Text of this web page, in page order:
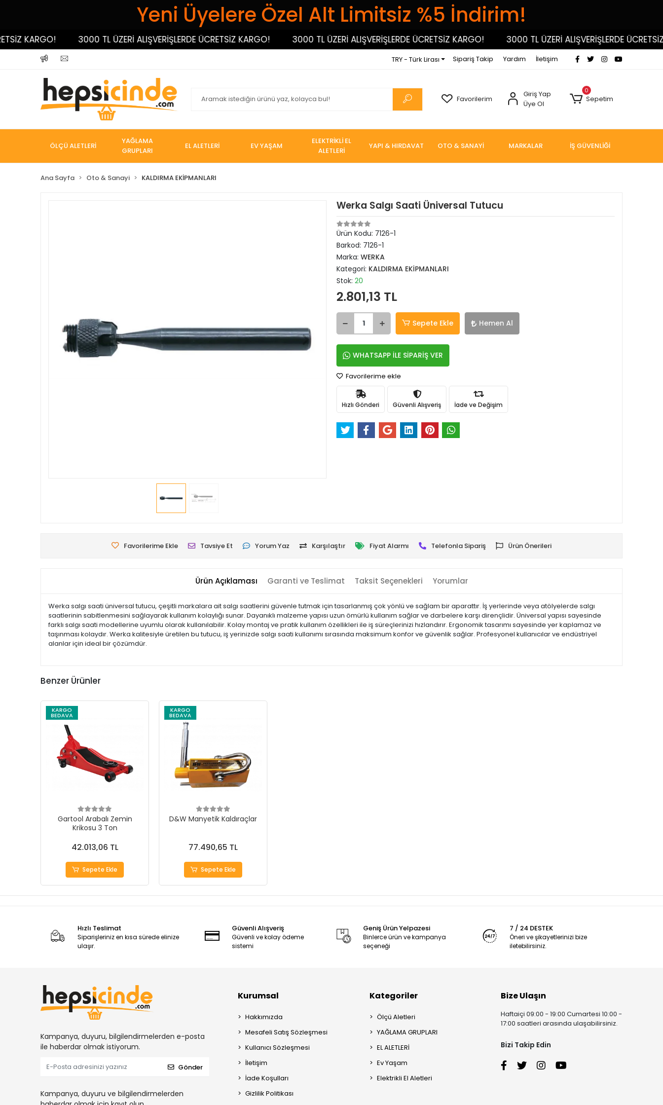
Yeni Üyelere Özel Alt Limitsiz %5 İndirim!
KARGO! 3000 TL ÜZERİ ALIŞVERİŞLERDE ÜCRETSİZ KARGO! 3000 TL ÜZERİ ALIŞVERİŞLERDE ÜCRETSİZ KARGO! 3000 TL ÜZERİ ALIŞVERİŞLERDE ÜCRETSİZ
TRY - Türk Lirası Sipariş Takip Yardım İletişim
Favorilerim
Giriş Yap
Üye Ol
0
Sepetim
ÖLÇÜ ALETLERİ
YAĞLAMA
GRUPLARI
EL ALETLERİ EV YAŞAM
ELEKTRİKLİ EL
ALETLERİ
YAPI & HIRDAVAT OTO & SANAYİ MARKALAR İŞ GÜVENLİĞİ
Ana Sayfa Oto & Sanayi KALDIRMA EKİPMANLARI
Werka Salgı Saati Üniversal Tutucu
Ürün Kodu: 7126-1
Barkod: 7126-1
Marka: WERKA
Kategori: KALDIRMA EKİPMANLARI
Stok: 20
2.801,13 TL
Sepete Ekle Hemen Al
WHATSAPP İLE SİPARİŞ VER
Favorilerime ekle
Hızlı Gönderi Güvenli Alışveriş İade ve Değişim
Favorilerime Ekle Tavsiye Et Yorum Yaz Karşılaştır Fiyat Alarmı Telefonla Sipariş Ürün Önerileri
Ürün Açıklaması Garanti ve Teslimat Taksit Seçenekleri Yorumlar
Werka salgı saati üniversal tutucu, çeşitli markalara ait salgı saatlerini güvenle tutmak için tasarlanmış çok yönlü ve sağlam bir aparattır. İş yerlerinde veya atölyelerde salgı
saatlerinin sabitlenmesini sağlayarak kullanım kolaylığı sunar. Dayanıklı malzeme yapısı uzun ömürlü kullanım sağlar ve darbelere karşı dirençlidir. Üniversal yapısı sayesinde
farklı salgı saati modellerine uyumlu olarak kullanılabilir. Kolay montaj ve pratik kullanım özellikleri ile iş süreçlerinizi hızlandırır. Ergonomik tasarımı sayesinde yer kaplamaz ve
taşınması kolaydır. Werka kalitesiyle üretilen bu tutucu, iş yerinizde salgı saati kullanımı sırasında maksimum konfor ve güvenlik sağlar. Profesyonel kullanıcılar ve endüstriyel
alanlar için ideal bir çözümdür.
Benzer Ürünler
KARGO
BEDAVA
Gartool Arabalı Zemin
Krikosu 3 Ton
42.013,06 TL
Sepete Ekle
KARGO
BEDAVA
D&W Manyetik Kaldıraçlar
77.490,65 TL
Sepete Ekle
Hızlı Teslimat
Siparişleriniz en kısa sürede elinize
ulaşır.
Güvenli Alışveriş
Güvenli ve kolay ödeme
sistemi
Geniş Ürün Yelpazesi
Binlerce ürün ve kampanya
seçeneği
7 / 24 DESTEK
Öneri ve şikayetlerinizi bize
iletebilirsiniz.
Kampanya, duyuru, bilgilendirmelerden e-posta
ile haberdar olmak istiyorum.
Gönder
Kampanya, duyuru ve bilgilendirmelerden
Kurumsal
Hakkımızda
Mesafeli Satış Sözleşmesi
Kullanıcı Sözleşmesi
İletişim
İade Koşulları
Gizlilik Politikası
Kategoriler
Ölçü Aletleri
YAĞLAMA GRUPLARI
EL ALETLERİ
Ev Yaşam
Elektrikli El Aletleri
Bize Ulaşın
Haftaiçi 09:00 - 19:00 Cumartesi 10:00 -
17:00 saatleri arasında ulaşabilirsiniz.
Bizi Takip Edin